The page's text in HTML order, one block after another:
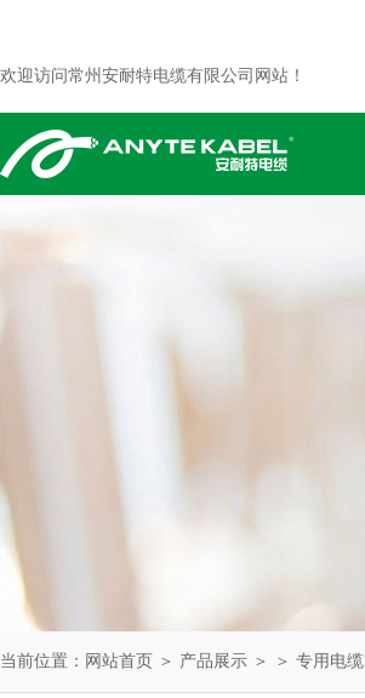
欢迎访问常州安耐特电缆有限公司网站！
当前位置： 网站首页 ＞ 产品展示 ＞ ＞ 专用电缆